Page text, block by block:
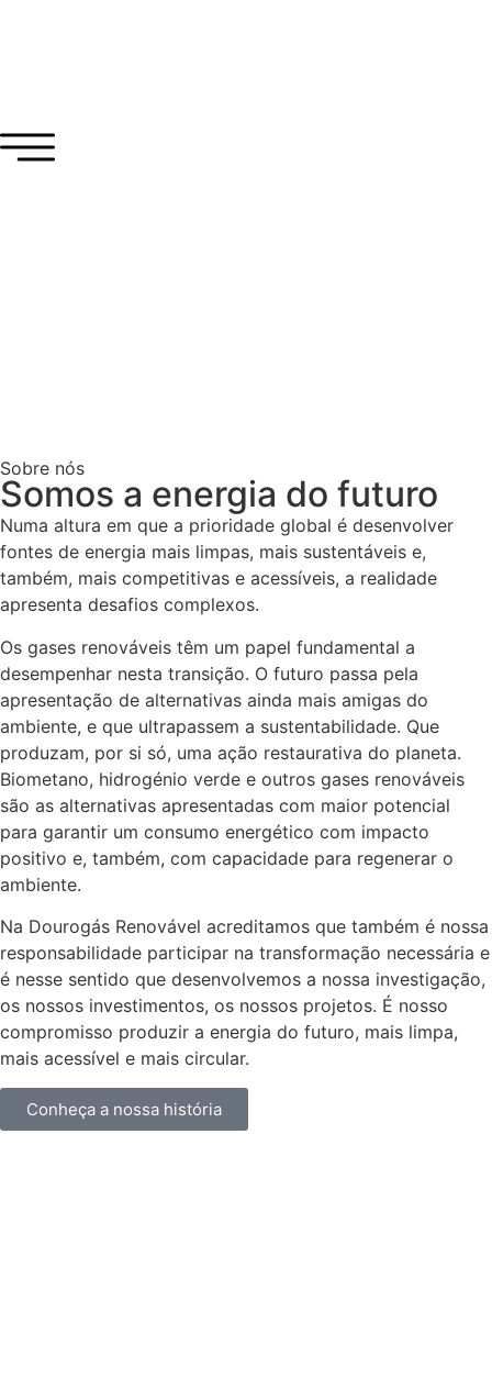
Sobre nós
Somos a energia do futuro
Numa altura em que a prioridade global é desenvolver
fontes de energia mais limpas, mais sustentáveis e,
também, mais competitivas e acessíveis, a realidade
apresenta desafios complexos.
Os gases renováveis têm um papel fundamental a
desempenhar nesta transição. O futuro passa pela
apresentação de alternativas ainda mais amigas do
ambiente, e que ultrapassem a sustentabilidade. Que
produzam, por si só, uma ação restaurativa do planeta.
Biometano, hidrogénio verde e outros gases renováveis
são as alternativas apresentadas com maior potencial
para garantir um consumo energético com impacto
positivo e, também, com capacidade para regenerar o
ambiente.
Na Dourogás Renovável acreditamos que também é nossa
responsabilidade participar na transformação necessária e
é nesse sentido que desenvolvemos a nossa investigação,
os nossos investimentos, os nossos projetos. É nosso
compromisso produzir a energia do futuro, mais limpa,
mais acessível e mais circular.
Conheça a nossa história